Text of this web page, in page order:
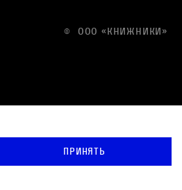
© OOO «КНИЖНИКИ»
обработки персональных
cookie
Принять